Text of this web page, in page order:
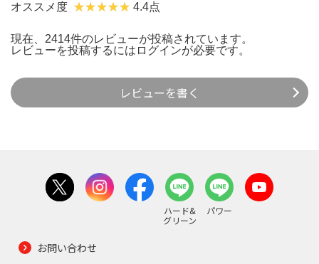
オススメ度 4.4点
現在、2414件のレビューが投稿されています。
レビューを投稿するには ログインが必要です。
レビューを書く
ハード&
グリーン
パワー
お問い合わせ